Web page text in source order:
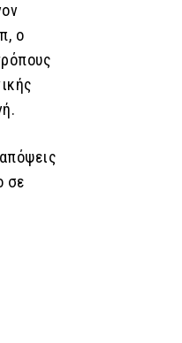
ο
σε